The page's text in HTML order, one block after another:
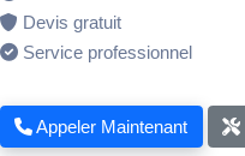
Devis gratuit
Service professionnel
Appeler Maintenant